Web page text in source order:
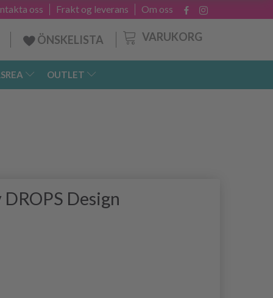
Om oss
Frakt og leverans
oss
VARUKORG
ÖNSKELISTA
OUTLET
Design